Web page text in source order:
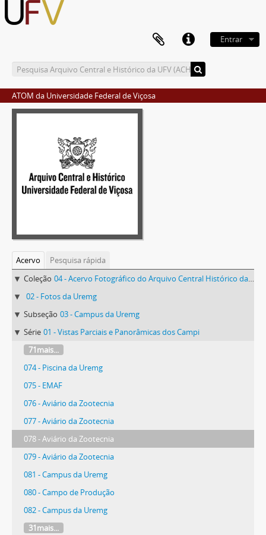
Entrar
ATOM da Universidade Federal de Viçosa
Acervo
Pesquisa rápida
Coleção 04 - Acervo Fotográfico do Arquivo Central Histórico da UFV
02 - Fotos da Uremg
Subseção 03 - Campus da Uremg
Série 01 - Vistas Parciais e Panorâmicas dos Campi
71mais...
074 - Piscina da Uremg
075 - EMAF
076 - Aviário da Zootecnia
077 - Aviário da Zootecnia
078 - Aviário da Zootecnia
079 - Aviário da Zootecnia
081 - Campus da Uremg
080 - Campo de Produção
082 - Campus da Uremg
31mais...